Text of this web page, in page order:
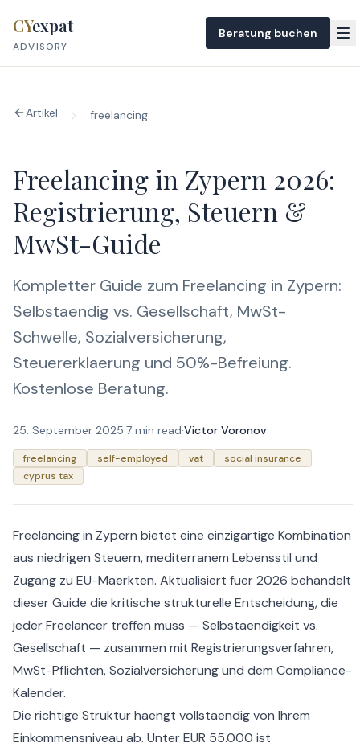
CYexpat
ADVISORY
Beratung buchen
Artikel freelancing
Freelancing in Zypern 2026:
Registrierung, Steuern &
MwSt-Guide
Kompletter Guide zum Freelancing in Zypern:
Selbstaendig vs. Gesellschaft, MwSt-
Schwelle, Sozialversicherung,
Steuererklaerung und 50%-Befreiung.
Kostenlose Beratung.
25. September 2025·7 min read·Victor Voronov
freelancing self-employed vat
social insurance
cyprus tax
Freelancing in Zypern bietet eine einzigartige Kombination
aus niedrigen Steuern, mediterranem Lebensstil und
Zugang zu EU-Maerkten. Aktualisiert fuer 2026 behandelt
dieser Guide die kritische strukturelle Entscheidung, die
jeder Freelancer treffen muss — Selbstaendigkeit vs.
Gesellschaft — zusammen mit Registrierungsverfahren,
MwSt-Pflichten, Sozialversicherung und dem Compliance-
Kalender.
Die richtige Struktur haengt vollstaendig von Ihrem
Einkommensniveau ab. Unter EUR 55.000 ist